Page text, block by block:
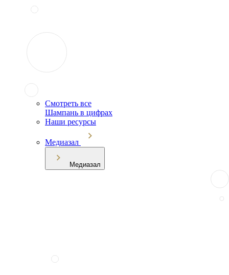
Смотреть все
Шампань в цифрах
Наши ресурсы
Медиазал
Медиазал